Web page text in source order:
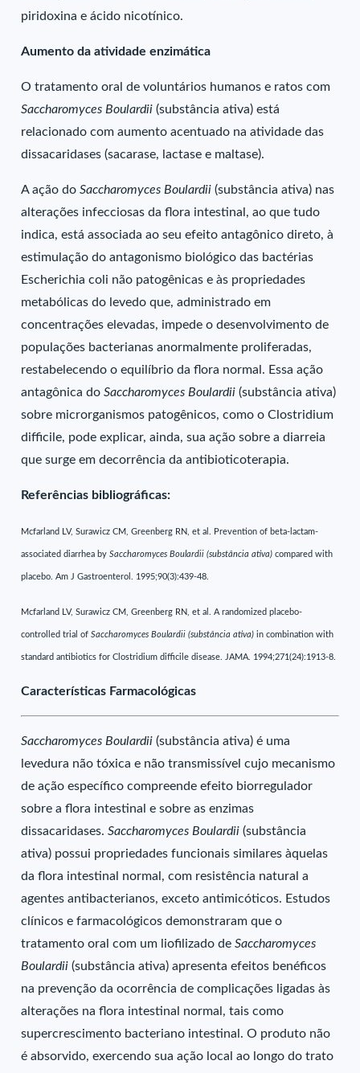
piridoxina e ácido nicotínico.
Aumento da atividade enzimática
O tratamento oral de voluntários humanos e ratos com
Saccharomyces Boulardii(substância ativa) está
relacionado com aumento acentuado na atividade das
dissacaridases (sacarase, lactase e maltase).
A ação do Saccharomyces Boulardii(substância ativa) nas
alterações infecciosas da flora intestinal, ao que tudo
indica, está associada ao seu efeito antagônico direto, à
estimulação do antagonismo biológico das bactérias
Escherichia coli não patogênicas e às propriedades
metabólicas do levedo que, administrado em
concentrações elevadas, impede o desenvolvimento de
populações bacterianas anormalmente proliferadas,
restabelecendo o equilíbrio da flora normal. Essa ação
antagônica doSaccharomyces Boulardii (substância ativa)
sobre microrganismos patogênicos, como o Clostridium
difficile, pode explicar, ainda, sua ação sobre a diarreia
que surge em decorrência da antibioticoterapia.
Referências bibliográficas:
Mcfarland LV, Surawicz CM, Greenberg RN, et al. Prevention of beta-lactam-
associated diarrhea bySaccharomyces Boulardii (substância ativa) compared with
placebo. Am J Gastroenterol. 1995;90(3):439-48.
Mcfarland LV, Surawicz CM, Greenberg RN, et al. A randomized placebo-
controlled trial ofSaccharomyces Boulardii (substância ativa) in combination with
standard antibiotics for Clostridium difficile disease. JAMA. 1994;271(24):1913-8.
Características Farmacológicas
Saccharomyces Boulardii (substância ativa) é uma
levedura não tóxica e não transmissível cujo mecanismo
de ação específico compreende efeito biorregulador
sobre a flora intestinal e sobre as enzimas
dissacaridases.Saccharomyces Boulardii (substância
ativa) possui propriedades funcionais similares àquelas
da flora intestinal normal, com resistência natural a
agentes antibacterianos, exceto antimicóticos. Estudos
clínicos e farmacológicos demonstraram que o
tratamento oral com um liofilizado deSaccharomyces
Boulardii(substância ativa) apresenta efeitos benéficos
na prevenção da ocorrência de complicações ligadas às
alterações na flora intestinal normal, tais como
supercrescimento bacteriano intestinal. O produto não
é absorvido, exercendo sua ação local ao longo do trato